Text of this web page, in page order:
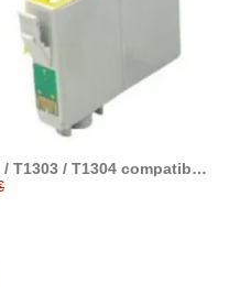
T1303 / T1304 compatible